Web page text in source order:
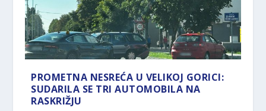
PROMETNA NESREĆA U VELIKOJ GORICI:
SUDARILA SE TRI AUTOMOBILA NA
RASKRIŽJU